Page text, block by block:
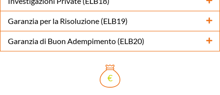
Garanzia per la Risoluzione (ELB19)
Garanzia di Buon Adempimento (ELB20)